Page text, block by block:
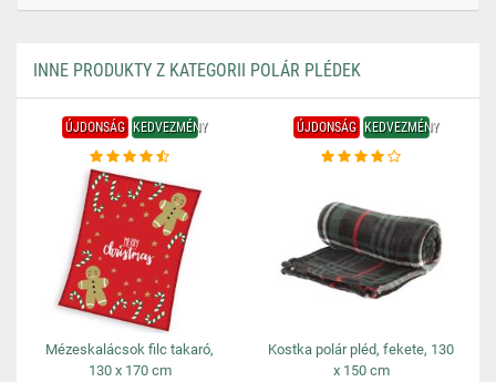
INNE PRODUKTY Z KATEGORII POLÁR PLÉDEK
ÚJDONSÁG KEDVEZMÉNY
Mézeskalácsok filc takaró,
130 x 170 cm
ÚJDONSÁG KEDVEZMÉNY
Kostka polár pléd, fekete, 130
x 150 cm